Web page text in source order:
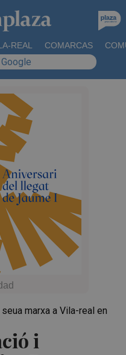
REAL COMARCAS
i
marxa a Vila-real en